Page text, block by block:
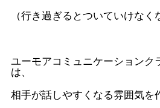
（行き過ぎるとついていけなく
ユーモアコミュニケーションク
は、
相手が話しやすくなる雰囲気を